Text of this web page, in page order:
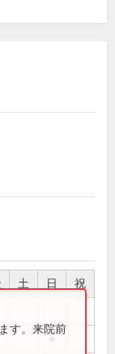
土 日 祝
●
す。来院前